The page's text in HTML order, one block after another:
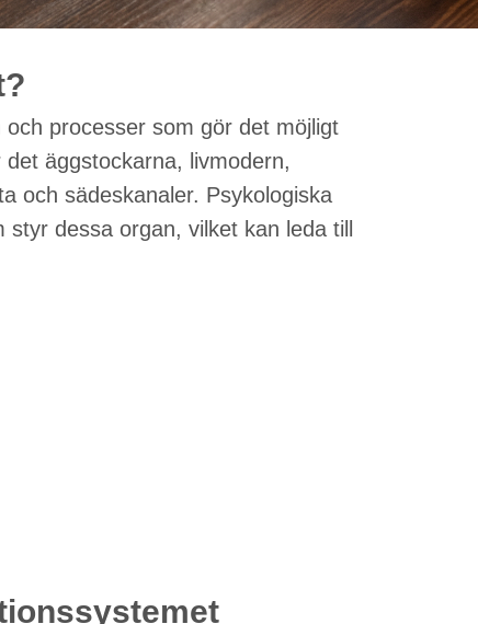
processer som gör det möjligt
äggstockarna, livmodern,
och sädeskanaler. Psykologiska
dessa organ, vilket kan leda till